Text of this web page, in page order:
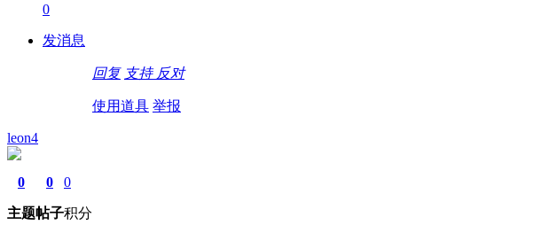
0
发消息
回复 支持 反对
使用道具 举报
leon4
0
主题
0
帖子
0
积分